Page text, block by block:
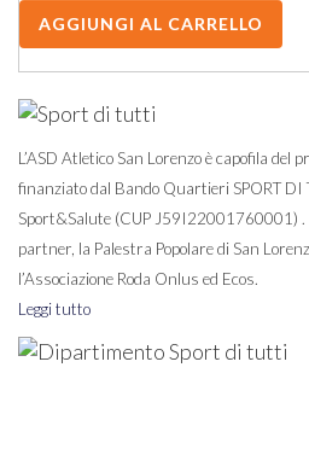
L’ASD Atletico San Lorenzo è capofila del
finanziato dal Bando Quartieri SPORT DI
Sport&Salute (CUP J59I22001760001) .
partner, la Palestra Popolare di San
l’Associazione Roda Onlus ed Ecos.
Leggi tutto